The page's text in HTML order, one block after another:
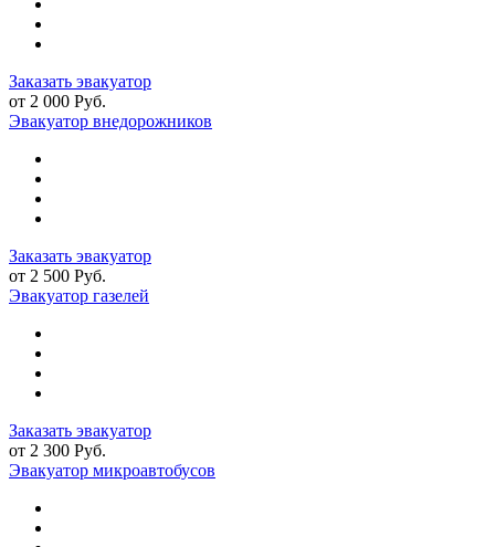
Заказать эвакуатор
от 2 000 Руб.
Эвакуатор внедорожников
Заказать эвакуатор
от 2 500 Руб.
Эвакуатор газелей
Заказать эвакуатор
от 2 300 Руб.
Эвакуатор микроавтобусов